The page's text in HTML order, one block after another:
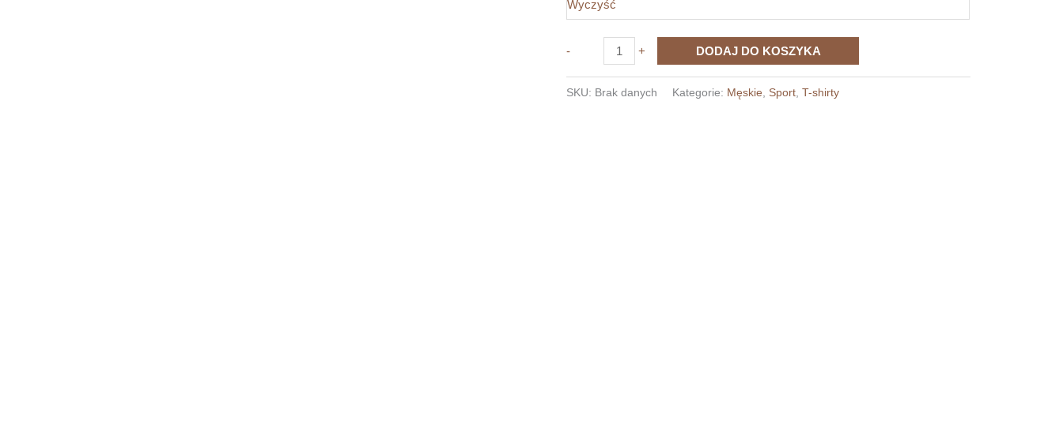
Wyczyść
-
Koszulka
z
+ DODAJ DO KOSZYKA
SKU: Brak danych Kategorie: Męskie Sport ,T-shirty